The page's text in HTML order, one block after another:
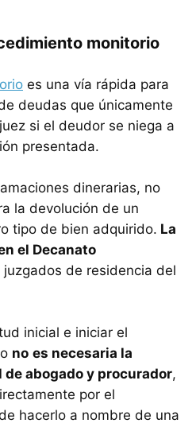
monitorio
es una vía rápida para
deudas que únicamente
si el deudor se niega a
presentada.
dinerarias, no
la devolución de un
tipo de bien adquirido. La
el Decanato
de residencia del
inicial e iniciar el
no es necesaria la
abogado y procurador,
por el
hacerlo a nombre de una